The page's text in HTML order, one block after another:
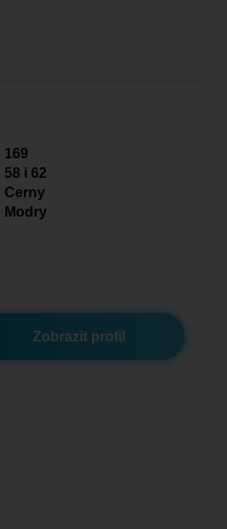
169
58 i 62
Cerny
Modry
Zobrazit profil